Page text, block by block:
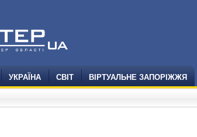
УКРАЇНА СВІТ ВІРТУАЛЬНЕ ЗАПОРІЖЖЯ